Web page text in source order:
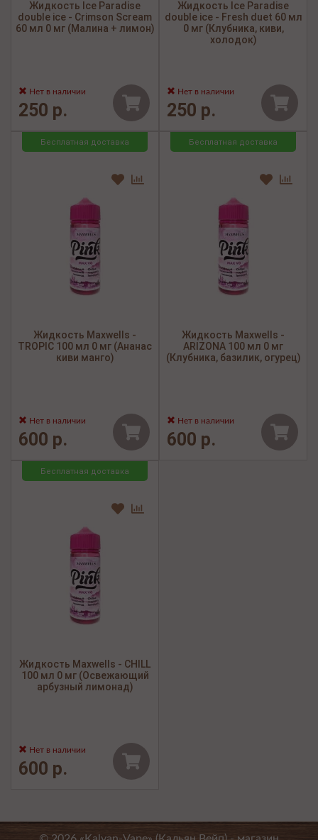
Жидкость Ice Paradise
double ice - Crimson Scream
60 мл 0 мг (Малина + лимон)
Нет в наличии
250 р.
Жидкость Ice Paradise
double ice - Fresh duet 60 мл
0 мг (Клубника, киви,
холодок)
Нет в наличии
250 р.
Бесплатная доставка
Жидкость Maxwells -
TROPIC 100 мл 0 мг (Ананас
киви манго)
Нет в наличии
600 р.
Бесплатная доставка
Жидкость Maxwells -
ARIZONA 100 мл 0 мг
(Клубника, базилик, огурец)
Нет в наличии
600 р.
Бесплатная доставка
Жидкость Maxwells - CHILL
100 мл 0 мг (Освежающий
арбузный лимонад)
Нет в наличии
600 р.